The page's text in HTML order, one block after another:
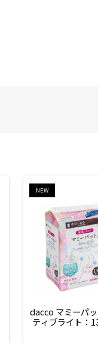
NEW
dacco マミーパ
ティブライト：